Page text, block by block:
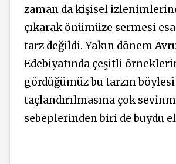
zaman da kişisel
çıkarak önümüze sermesi
tarz değildi. Yakın dönem
Edebiyatında çeşitli
gördüğümüz bu tarzın
taçlandırılmasına çok
sebeplerinden biri de buydu